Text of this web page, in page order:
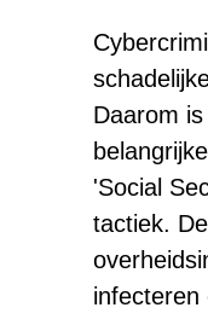
Daarom
'Social
tactiek.
infecteren